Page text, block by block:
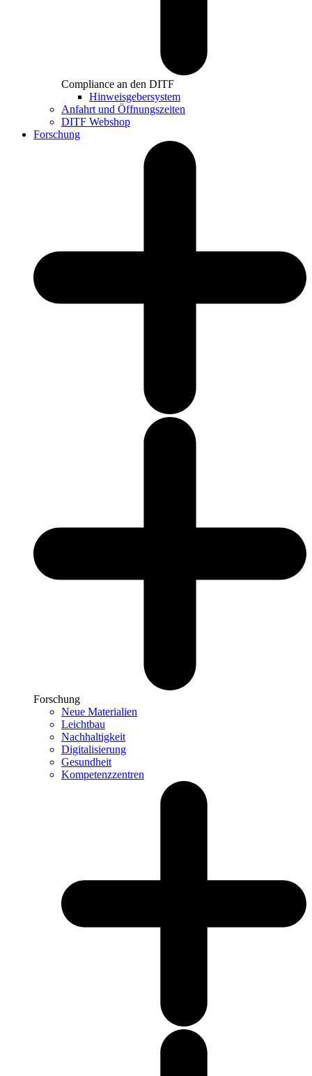
Compliance an den DITF
Hinweisgebersystem
Anfahrt und Öffnungszeiten
DITF Webshop
Forschung
Forschung
Neue Materialien
Leichtbau
Nachhaltigkeit
Digitalisierung
Gesundheit
Kompetenzzentren